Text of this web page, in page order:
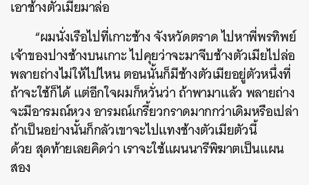
เอาช้างตัวเมียมาล่อ
“ผมนั่งเรือไปที่เกาะช้าง จังหวัดตราด ไปหาพี่พรทิพย์
เจ้าของปางช้างบนเกาะ ไปคุยว่าจะมาจีบช้างตัวเมียไปล่อ
พลายถ่างไม่ให้ไปไหน ตอนนั้นก็มีช้างตัวเมียอยู่ตัวหนึ่งที่
ถ้าจะใช้ก็ได้ แต่อีกใจผมก็หวั่นว่า ถ้าพามาแล้ว พลายถ่าง
จะมีอารมณ์หวง อารมณ์เกรี้ยวกราดมากกว่าเดิมหรือเปล่า
ถ้าเป็นอย่างนั้นก็กลัวเขาจะไปแทงช้างตัวเมียตัวนี้
ด้วยสุดท้ายเลยคิดว่า เราจะใช้แผนนารีพิฆาตเป็นแผน
สอง